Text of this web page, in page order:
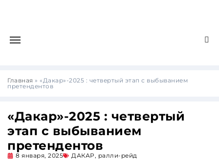
Главная » «Дакар»-2025 : четвертый этап с выбыванием
претендентов
«Дакар»-2025 : четвертый
этап с выбыванием
претендентов
8 января, 2025 ДАКАР , ралли-рейд